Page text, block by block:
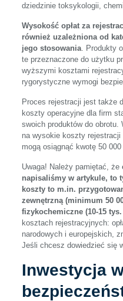
dziedzinie toksykologii,
Wysokość opłat za
również uzależniona od
jego stosowania. Produkty
te przeznaczone do użytku
wyższymi kosztami
rygorystyczne wymogi
Proces rejestracji jest także
koszty operacyjne dla firm
swoich produktów do
na wysokie koszty
mogą osiągnąć kwotę 50 000
Uwaga! Należy pamiętać, że
napisaliśmy w artykule, to
koszty to m.in.
zewnętrzną (minimum 50
fizykochemiczne (10-15 tys.
kosztach rejestracyjnych:
narodowych i europejskich,
Jeśli chcesz dowiedzieć się
Inwestycja